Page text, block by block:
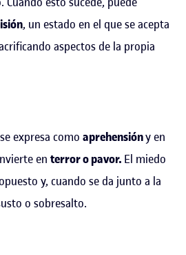
, un estado en el que se acepta
aspectos de la propia
expresa como aprehensióny en
en terror o pavor. El miedo
y, cuando se da junto a la
o sobresalto.